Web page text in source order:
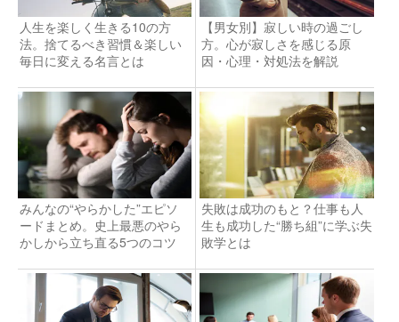
人生を楽しく生きる10の方
法。捨てるべき習慣＆楽しい
毎日に変える名言とは
【男女別】寂しい時の過ごし
方。心が寂しさを感じる原
因・心理・対処法を解説
みんなの“やらかした”エピソ
ードまとめ。史上最悪のやら
かしから立ち直る5つのコツ
失敗は成功のもと？仕事も人
生も成功した“勝ち組”に学ぶ失
敗学とは